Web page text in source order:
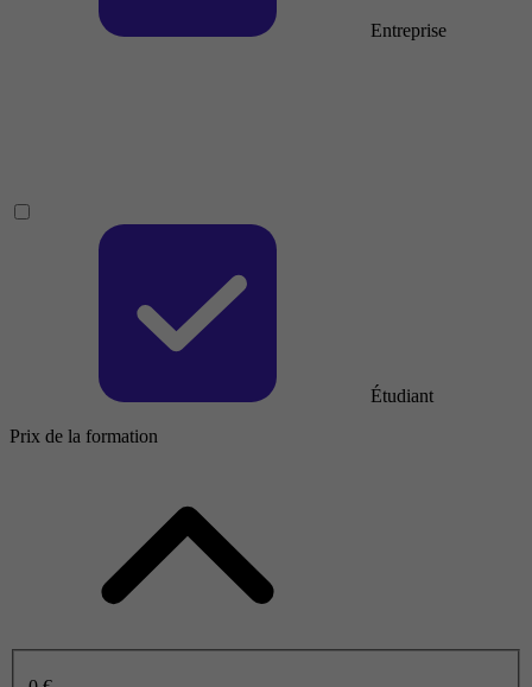
Entreprise
Étudiant
Prix de la formation